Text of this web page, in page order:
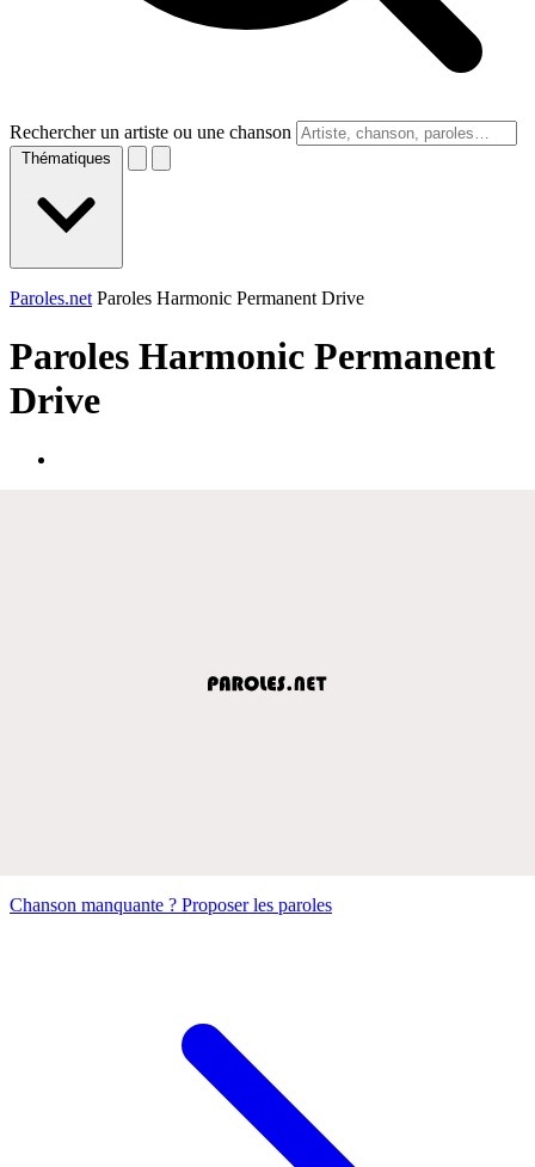
Rechercher un artiste ou une chanson
Thématiques
Paroles.net Paroles Harmonic Permanent Drive
Paroles Harmonic Permanent
Drive
Chanson manquante ? Proposer les paroles